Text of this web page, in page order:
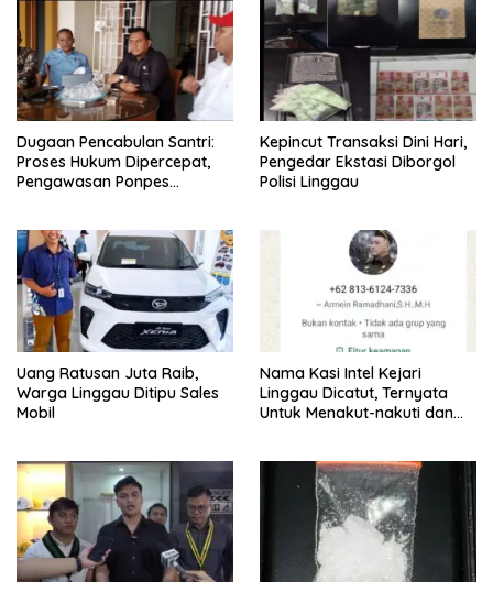
Dugaan Pencabulan Santri:
Proses Hukum Dipercepat,
Pengawasan Ponpes
Kepincut Transaksi Dini Hari,
Pengedar Ekstasi Diborgol
Polisi Linggau
Uang Ratusan Juta Raib,
Warga Linggau Ditipu Sales
Mobil
Nama Kasi Intel Kejari
Linggau Dicatut, Ternyata
Untuk Menakut-nakuti dan